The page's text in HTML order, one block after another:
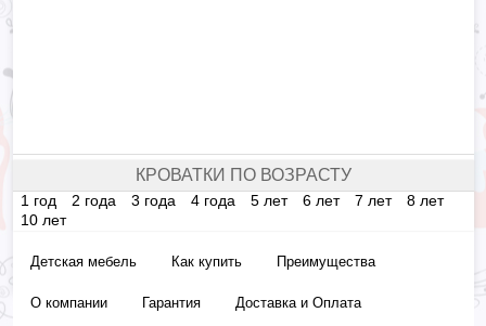
КРОВАТКИ ПО ВОЗРАСТУ
1 год 2 года 3 года 4 года 5 лет 6 лет 7 лет
8 лет
10 лет
Детская мебель Как купить Преимущества
О компании Гарантия Доставка и Оплата